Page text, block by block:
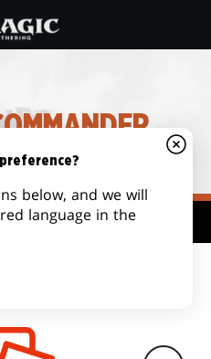
DEL
below, and we will
language in the